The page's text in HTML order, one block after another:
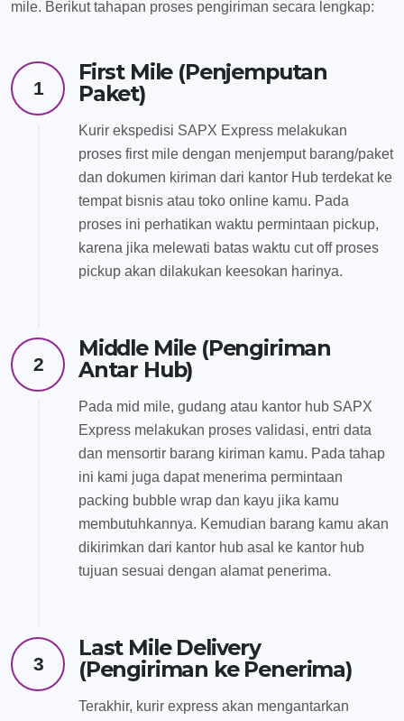
mile. Berikut tahapan proses pengiriman secara lengkap:
1
First Mile (Penjemputan
Paket)
Kurir ekspedisi SAPX Express melakukan
proses first mile dengan menjemput barang/paket
dan dokumen kiriman dari kantor Hub terdekat ke
tempat bisnis atau toko online kamu. Pada
proses ini perhatikan waktu permintaan pickup,
karena jika melewati batas waktu cut off proses
pickup akan dilakukan keesokan harinya.
2
Middle Mile (Pengiriman
Antar Hub)
Pada mid mile, gudang atau kantor hub SAPX
Express melakukan proses validasi, entri data
dan mensortir barang kiriman kamu. Pada tahap
ini kami juga dapat menerima permintaan
packing bubble wrap dan kayu jika kamu
membutuhkannya. Kemudian barang kamu akan
dikirimkan dari kantor hub asal ke kantor hub
tujuan sesuai dengan alamat penerima.
3
Last Mile Delivery
(Pengiriman ke Penerima)
Terakhir, kurir express akan mengantarkan